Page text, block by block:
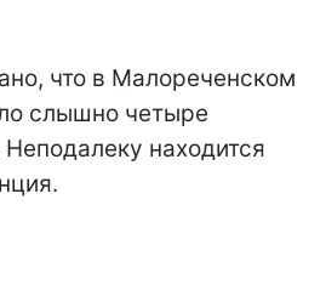
что в Малореченском
слышно четыре
находится